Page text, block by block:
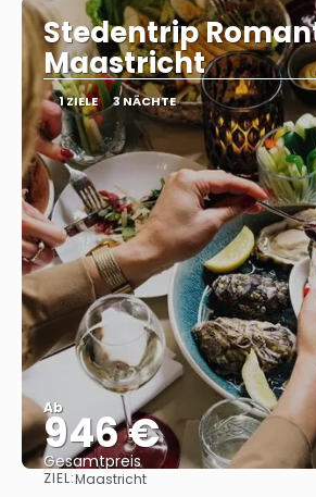
Stedentrip
Maastricht
1 ZIELE 3 NÄCHTE
Ab
946 €
Gesamtpreis
ZIEL:Maastricht